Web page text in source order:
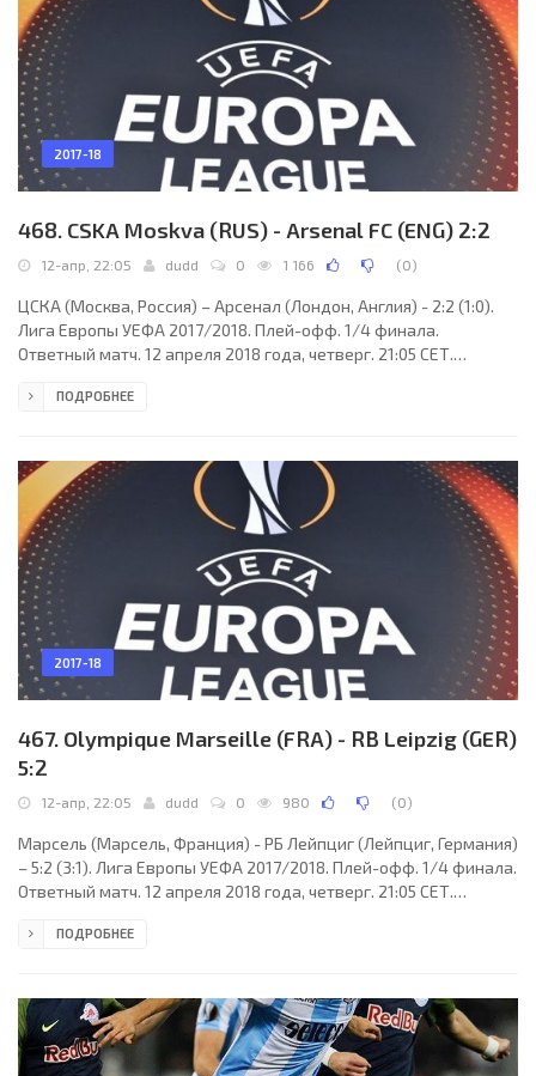
2017-18
468. CSKA Moskva (RUS) - Arsenal FC (ENG) 2:2
12-апр, 22:05 dudd 0 1 166 (0)
ЦСКА (Москва, Россия) – Арсенал (Лондон, Англия) - 2:2 (1:0).
Лига Европы УЕФА 2017/2018. Плей-офф. 1/4 финала.
Ответный матч. 12 апреля 2018 года, четверг. 21:05 СЕТ.
Арена (Арена ЦСКА). 29284 зрителя (98 % при вместимости
Ахмюллер (Бад-Фюссинг, Германия). Резервный судья:
Рафаэль Фольтин (Майнц-Кастель, Германия).
ПОДРОБНЕЕ
2017-18
467. Olympique Marseille (FRA) - RB Leipzig (GER)
5:2
12-апр, 22:05 dudd 0 980 (0)
Марсель (Марсель, Франция) - РБ Лейпциг (Лейпциг, Германия)
– 5:2 (3:1). Лига Европы УЕФА 2017/2018. Плей-офф. 1/4 финала.
Ответный матч. 12 апреля 2018 года, четверг. 21:05 СЕТ.
Велодром. 61882 зрителя (92 % при вместимости 67394).
Зейнстра (Голландия). Резервный арбитр: Харлес Схап
(Голландия). Дополнительные помощники рефери:
ПОДРОБНЕЕ